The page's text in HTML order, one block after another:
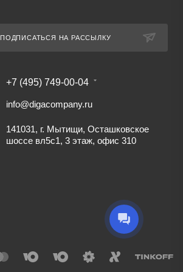
ПОДПИСАТЬСЯ НА РАССЫЛКУ
+7 (495) 749-00-04
info@digacompany.ru
141031, г. Мытищи, Осташковское
шоссе вл5с1, 3 этаж, офис 310